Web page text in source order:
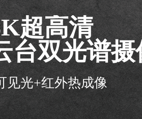
超高清
台双光谱摄
见光+红外热成像